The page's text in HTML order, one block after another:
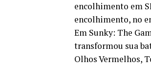
encolhimento em
encolhimento, no
Em Sunky: The
transformou sua
Olhos Vermelhos,